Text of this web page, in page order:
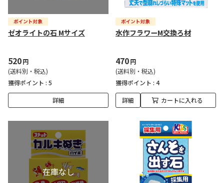
ゼオライトの石 Mサイズ
520円
(送料別・税込)
獲得ポイント : 5
詳細
水作フラワーM交換ろ材
470円
(送料別・税込)
獲得ポイント : 4
詳細 カートに入れる